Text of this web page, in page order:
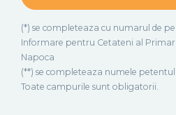
(*) se completeaza cu numarul de
Informare pentru Cetateni al
Napoca
(**) se completeaza numele
Toate campurile sunt obligatorii.